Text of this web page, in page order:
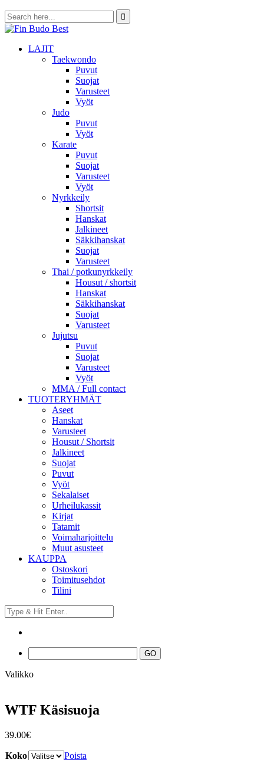
LAJIT
Taekwondo
Puvut
Suojat
Varusteet
Vyöt
Judo
Puvut
Vyöt
Karate
Puvut
Suojat
Varusteet
Vyöt
Nyrkkeily
Shortsit
Hanskat
Jalkineet
Säkkihanskat
Suojat
Varusteet
Thai / potkunyrkkeily
Housut / shortsit
Hanskat
Säkkihanskat
Suojat
Varusteet
Jujutsu
Puvut
Suojat
Varusteet
Vyöt
MMA / Full contact
TUOTERYHMÄT
Aseet
Hanskat
Varusteet
Housut / Shortsit
Jalkineet
Suojat
Puvut
Vyöt
Sekalaiset
Urheilukassit
Kirjat
Tatamit
Voimaharjoittelu
Muut asusteet
KAUPPA
Ostoskori
Toimitusehdot
Tilini
Valikko
WTF Käsisuoja
39.00€
Koko Poista